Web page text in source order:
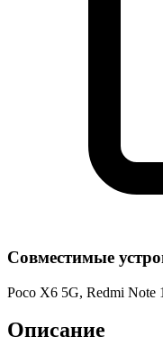
Совместимые
Poco X6 5G, Redmi Note
Описание